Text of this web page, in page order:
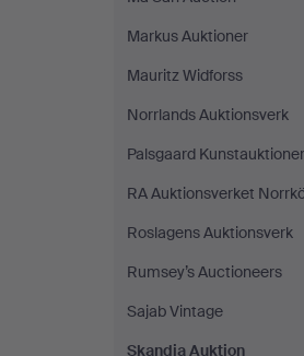
Markus Auktioner
Mauritz Widforss
Norrlands Auktionsverk
Palsgaard Kunstauktioner
RA Auktionsverket
Roslagens Auktionsverk
Rumsey’s Auctioneers
Sajab Vintage
Skandia Auktion